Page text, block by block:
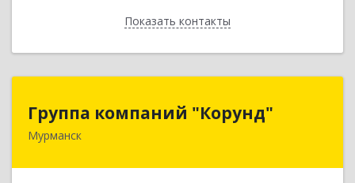
Показать контакты
Назад
Группа компаний "Корунд"
Мурманск
Группа компаний "Корунд"
183025, Мурманская обл, Мурманск г, Тарана